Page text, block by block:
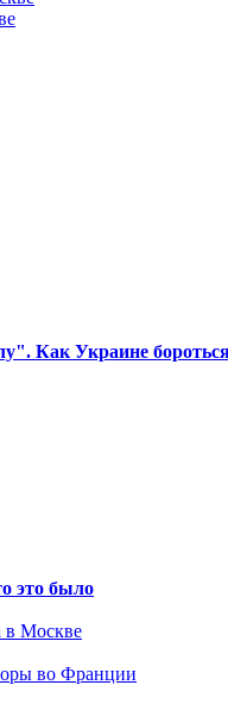
Как Украине
это было
в Москве
во Франции